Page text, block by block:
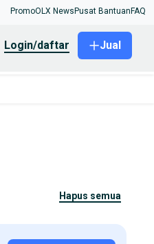
PromoOLX News Pusat Bantuan FAQ
login/daftar Jual
hapus semua